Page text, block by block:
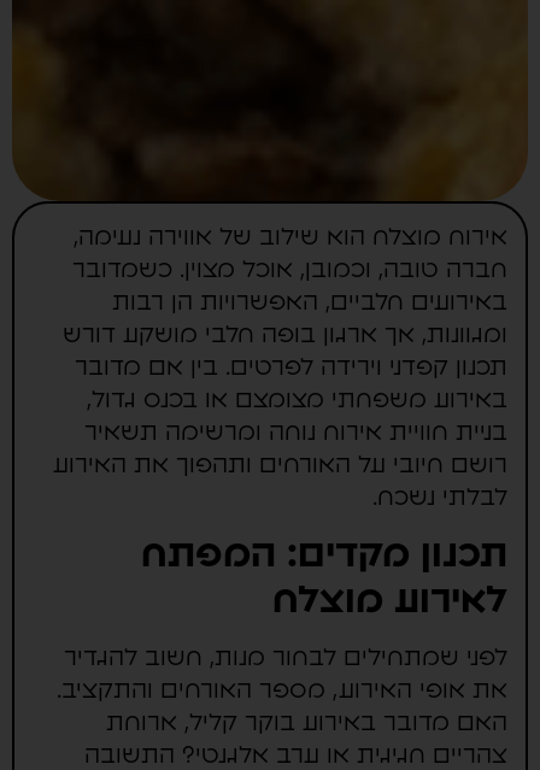
אירוח מוצלח הוא שילוב של אווירה נעימה,
חברה טובה, וכמובן, אוכל מצוין. כשמדובר
באירועים חלביים, האפשרויות הן רבות
ומגוונות, אך ארגון בופה חלבי מושקע דורש
תכנון קפדני וירידה לפרטים. בין אם מדובר
באירוע משפחתי מצומצם או בכנס גדול,
בניית חוויית אירוח נוחה ומרשימה תשאיר
רושם חיובי על האורחים ותהפוך את האירוע
לבלתי נשכח.
תכנון מקדים: המפתח
לאירוע מוצלח
לפני שמתחילים לבחור מנות, חשוב להגדיר
את אופי האירוע, מספר האורחים והתקציב.
האם מדובר באירוע בוקר קליל, ארוחת
צהריים חגיגית או ערב אלגנטי? התשובה